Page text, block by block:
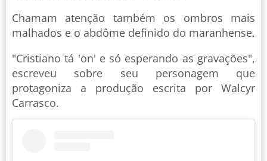
Chamam atenção também os ombros mais
malhados e o abdôme definido do maranhense.
"Cristiano tá 'on' e só esperando as gravações",
escreveu sobre seu personagem que
protagoniza a produção escrita por Walcyr
Carrasco.